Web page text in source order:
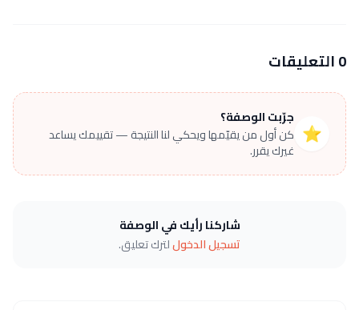
0 التعليقات
⭐
جرّبت الوصفة؟
كن أول من يقيّمها ويحكي لنا النتيجة — تقييمك يساعد
غيرك يقرر.
شاركنا رأيك في الوصفة
تسجيل الدخوللترك تعليق.